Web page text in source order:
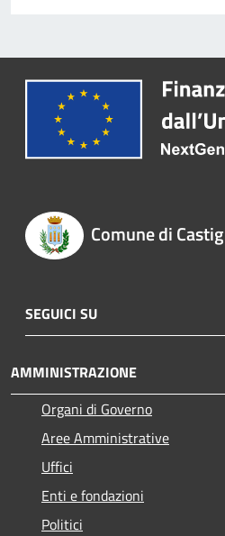
Comune di
SEGUICI SU
AMMINISTRAZIONE
Organi di Governo
Aree Amministrative
Uffici
Enti e fondazioni
Politici